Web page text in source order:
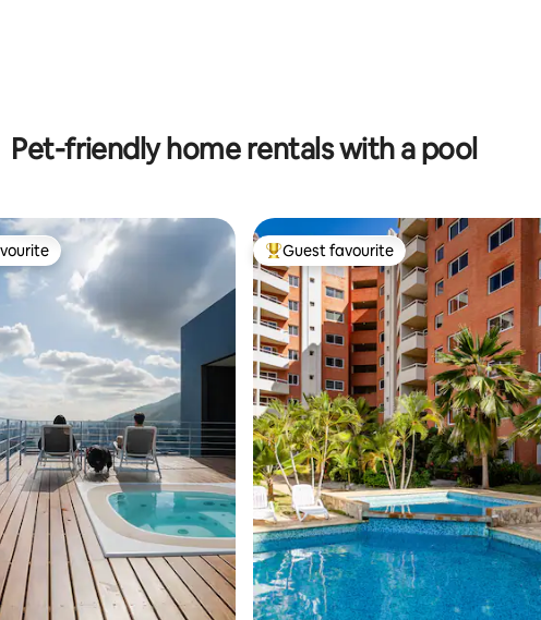
Pet-friendly home rentals with a pool
42 reviews
Top guest favourite
Guest favourite